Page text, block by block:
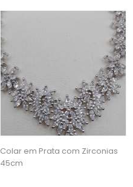
Colar em Prata com Zirconias
45cm